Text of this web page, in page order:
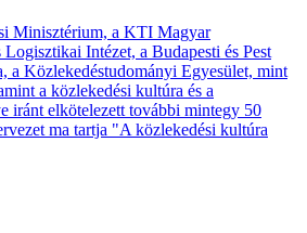
Minisztérium, a KTI Magyar
Intézet, a Budapesti és Pest
a Közlekedéstudományi Egyesület, mint
a közlekedési kultúra és a
iránt elkötelezett további mintegy 50
ma tartja "A közlekedési kultúra